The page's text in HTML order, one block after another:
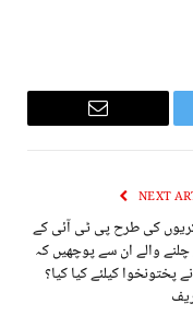
Email
NEXT
کی طرح پی ٹی آئی کے
والے ان سے پوچھیں کہ
پختونخوا کیلئے کیا کیا؟